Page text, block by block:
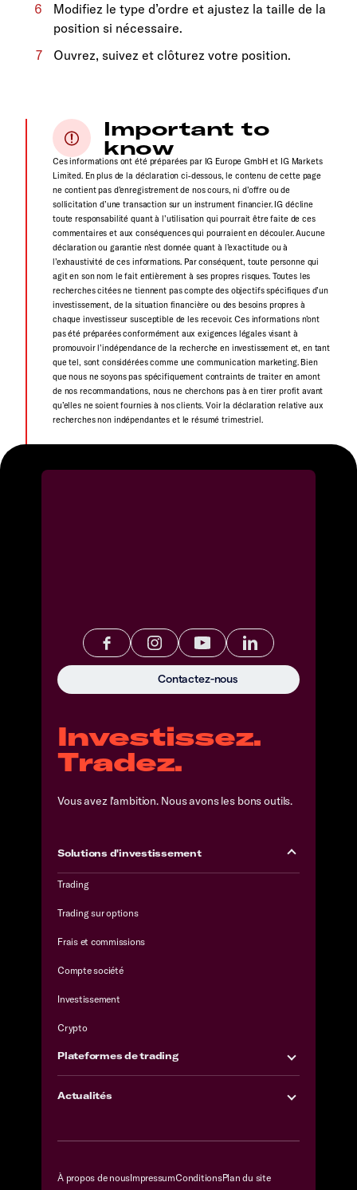
Modifiez le type d’ordre et ajustez la taille de la
position si nécessaire.
Ouvrez, suivez et clôturez votre position.
Important to
know
Ces informations ont été préparées par IG Europe GmbH et IG Markets
Limited. En plus de la déclaration ci-dessous, le contenu de cette page
ne contient pas d’enregistrement de nos cours, ni d’offre ou de
sollicitation d’une transaction sur un instrument financier. IG décline
toute responsabilité quant à l’utilisation qui pourrait être faite de ces
commentaires et aux conséquences qui pourraient en découler. Aucune
déclaration ou garantie n’est donnée quant à l’exactitude ou à
l’exhaustivité de ces informations. Par conséquent, toute personne qui
agit en son nom le fait entièrement à ses propres risques. Toutes les
recherches citées ne tiennent pas compte des objectifs spécifiques d’un
investissement, de la situation financière ou des besoins propres à
chaque investisseur susceptible de les recevoir. Ces informations n’ont
pas été préparées conformément aux exigences légales visant à
promouvoir l’indépendance de la recherche en investissement et, en tant
que tel, sont considérées comme une communication marketing. Bien
que nous ne soyons pas spécifiquement contraints de traiter en amont
de nos recommandations, nous ne cherchons pas à en tirer profit avant
qu’elles ne soient fournies à nos clients. Voir la déclaration relative aux
recherches non indépendantes et le résumé trimestriel.
Investissez.
Tradez.
Vous avez l'ambition. Nous avons les bons outils.
Solutions d'investissement
Trading
Trading sur options
Frais et commissions
Compte société
Investissement
Crypto
Plateformes de trading
Actualités
À propos de nousImpressumConditionsPlan du site